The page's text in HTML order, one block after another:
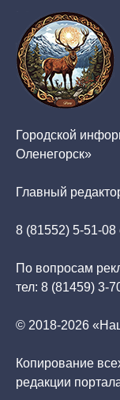
Городской
Оленегорск»
Главный
8 (81552) 5-51-
По вопросам
тел: 8 (81459) 3-
© 2018-2026
Копирование
редакции